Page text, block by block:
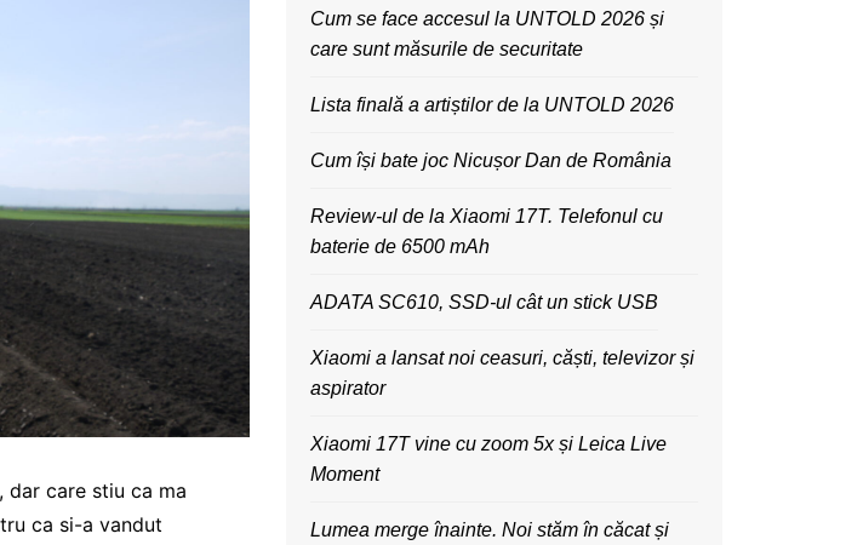
dar care stiu ca ma
ca si-a vandut
Cum se face accesul la UNTOLD 2026 și
care sunt măsurile de securitate
Lista finală a artiștilor de la UNTOLD 2026
Cum își bate joc Nicușor Dan de România
Review-ul de la Xiaomi 17T. Telefonul cu
baterie de 6500 mAh
ADATA SC610, SSD-ul cât un stick USB
Xiaomi a lansat noi ceasuri, căști, televizor și
aspirator
Xiaomi 17T vine cu zoom 5x și Leica Live
Moment
Lumea merge înainte. Noi stăm în căcat și